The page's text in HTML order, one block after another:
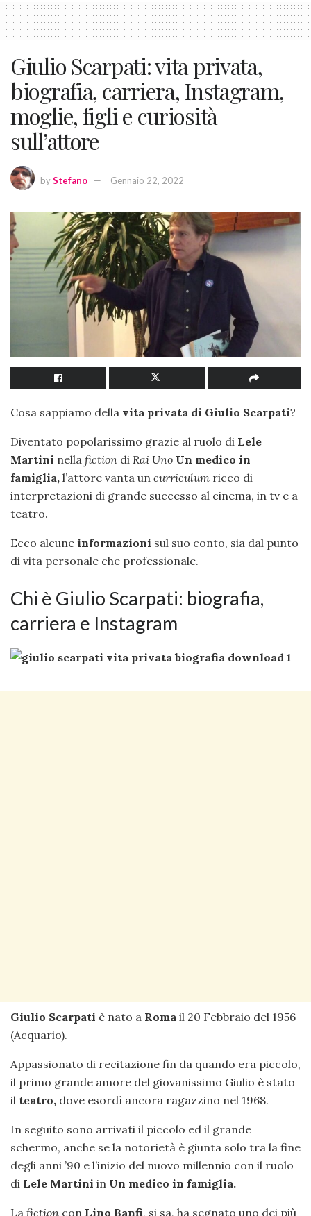
Giulio Scarpati: vita privata,
biografia, carriera, Instagram,
moglie, figli e curiosità
sull’attore
byStefano Gennaio 22, 2022
Cosa sappiamo della vita privata di Giulio Scarpati?
Diventato popolarissimo grazie al ruolo di Lele
Martini nella fiction di Rai Uno Un medico in
famiglia, l’attore vanta un curriculum ricco di
interpretazioni di grande successo al cinema, in tv e a
teatro.
Ecco alcune informazioni sul suo conto, sia dal punto
di vita personale che professionale.
Chi è Giulio Scarpati: biografia,
carriera e Instagram
Giulio Scarpati è nato a Roma il 20 Febbraio del 1956
(Acquario).
Appassionato di recitazione fin da quando era piccolo,
il primo grande amore del giovanissimo Giulio è stato
il teatro, dove esordì ancora ragazzino nel 1968.
In seguito sono arrivati il piccolo ed il grande
schermo, anche se la notorietà è giunta solo tra la fine
degli anni ’90 e l’inizio del nuovo millennio con il ruolo
di Lele Martini in Un medico in famiglia.
La fiction con Lino Banfi, si sa, ha segnato uno dei più